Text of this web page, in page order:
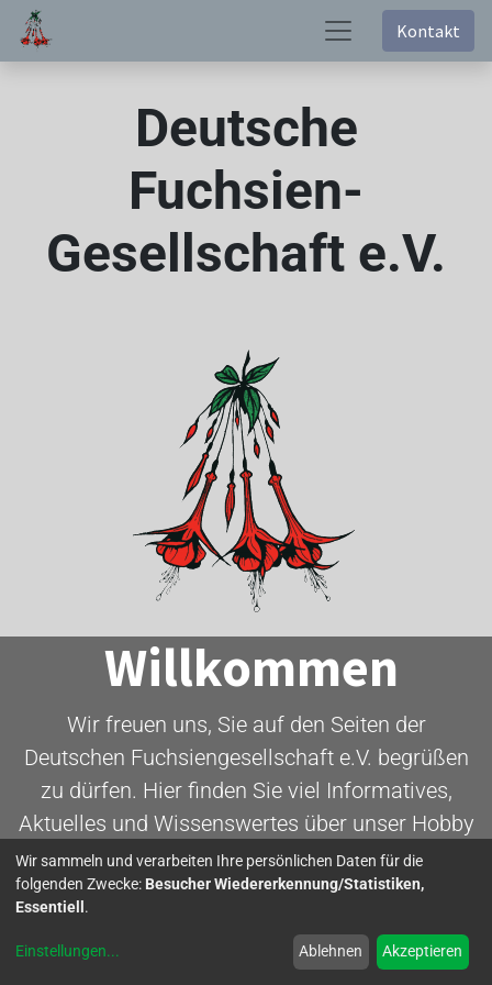
Kontakt
Deutsche
Fuchsien-
Gesellschaft e.V.
Willkommen
Wir freuen uns, Sie auf den Seiten der
Deutschen Fuchsiengesellschaft e.V. begrüßen
zu dürfen. Hier finden Sie viel Informatives,
Aktuelles und Wissenswertes über unser Hobby
- die Fuchsie.
Wir sammeln und verarbeiten Ihre persönlichen Daten für die
folgenden Zwecke: Besucher Wiedererkennung/Statistiken,
Essentiell .
Einstellungen... Ablehnen Akzeptieren